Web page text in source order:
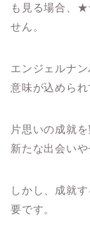
も見る場合、
せん。
エンジェルナ
意味が込められ
片思いの成就
新たな出会い
しかし、成就
要です。